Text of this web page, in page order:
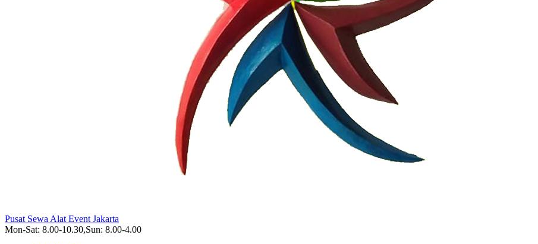
Pusat Sewa Alat Event Jakarta
Mon-Sat: 8.00-10.30,Sun: 8.00-4.00